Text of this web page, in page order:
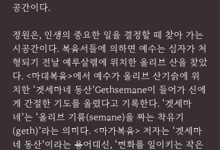
공간이다.
정원은, 인생의 중요한 일을 결정할 때 찾아 가는
시공간이다. 복음서들에 의하면 예수는 십자가 처
형되기 전날 예루살렘에 위치한 올리브 산을 찾았
다. <마태복음>에서 예수가 올리브 산기슭에 위
치한 ‘겟세마네 동산’Gethsemane이 들어가 신에
게 간절한 기도를 올렸다고 기록한다. ‘겟세마
네’는 ‘올리브 기름(semane)을 짜는 착유기
(geth)’라는 의미다. <마가복음> 저자는 ‘겟세마
네 동산’이라는 용어대신, ‘변화를 일이키는 작은